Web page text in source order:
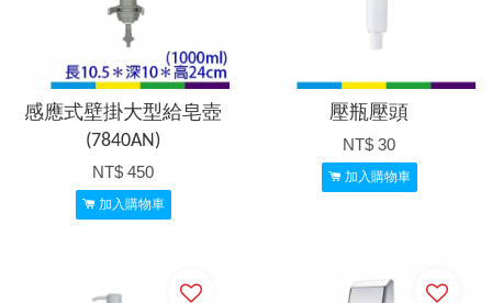
感應式壁掛大型給皂壺
(7840AN)
NT$ 450
加入購物車
壓瓶壓頭
NT$ 30
加入購物車